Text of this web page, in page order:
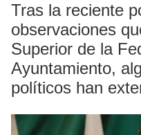
Tras la reciente
observaciones
Superior de la
Ayuntamiento,
políticos han